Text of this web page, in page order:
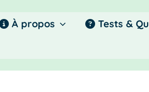
À propos
Tests &